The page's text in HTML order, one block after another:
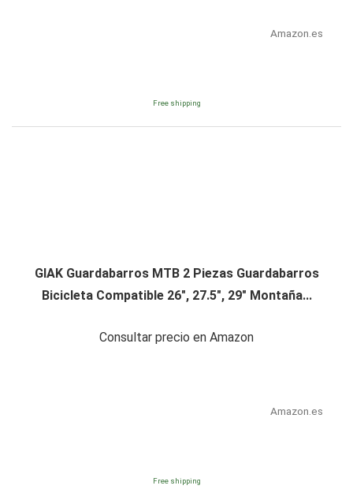
Amazon.es
Free shipping
GIAK Guardabarros MTB 2 Piezas Guardabarros
Bicicleta Compatible 26", 27.5", 29" Montaña...
Consultar precio en Amazon
Amazon.es
Free shipping